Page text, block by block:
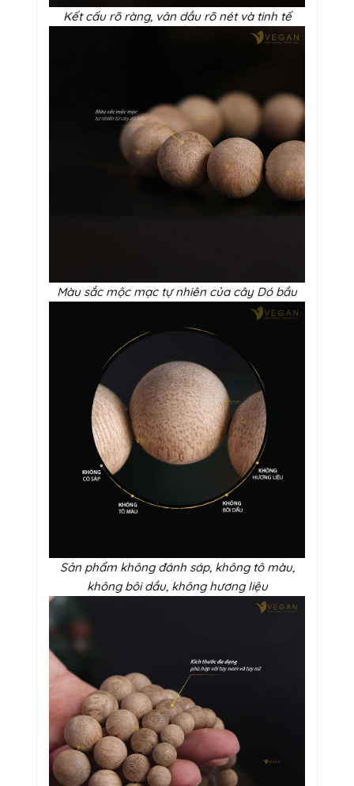
Kết cấu rõ ràng, vân dầu rõ nét và tinh tế
Màu sắc mộc mạc tự nhiên của cây Dó bầu
Sản phẩm không đánh sáp, không tô màu,
không bôi dầu, không hương liệu